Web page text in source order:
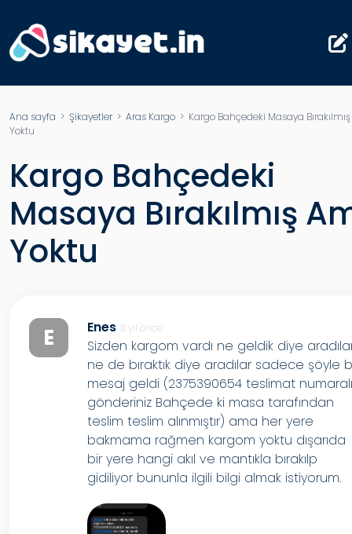
Ana sayfa > Şikayetler> Aras Kargo > Kargo Bahçedeki Masaya
Yoktu
Kargo Bahçedeki
Masaya Bırakılmış
Yoktu
E Enes 3 yıl önce
Sizden kargom vardı ne geldik diye
ne de bıraktık diye aradılar sadece şöyle
mesaj geldi (2375390654 teslimat
gönderiniz Bahçede ki masa tarafından
teslim teslim alınmıştır) ama her yere
bakmama rağmen kargom yoktu dışarıda
bir yere hangi akıl ve mantıkla bırakılp
gidiliyor bununla ilgili bilgi almak istiyorum.